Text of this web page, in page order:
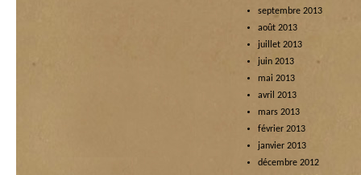
septembre 2013
août 2013
juillet 2013
juin 2013
mai 2013
avril 2013
mars 2013
février 2013
janvier 2013
décembre 2012